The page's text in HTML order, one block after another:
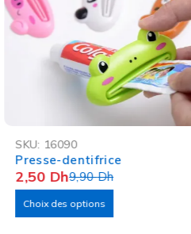
OFFRE FLASH
SKU: 16090
Presse-dentifrice
9,90Dh
2,50 Dh
Choix des options